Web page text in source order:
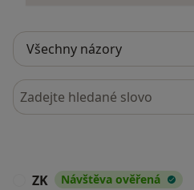
Hledejte v názorech
ZK Návštěva ověřená